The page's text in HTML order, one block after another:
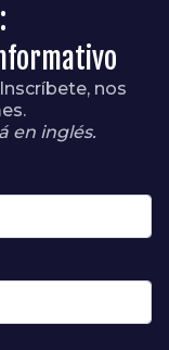
nos
en inglés.